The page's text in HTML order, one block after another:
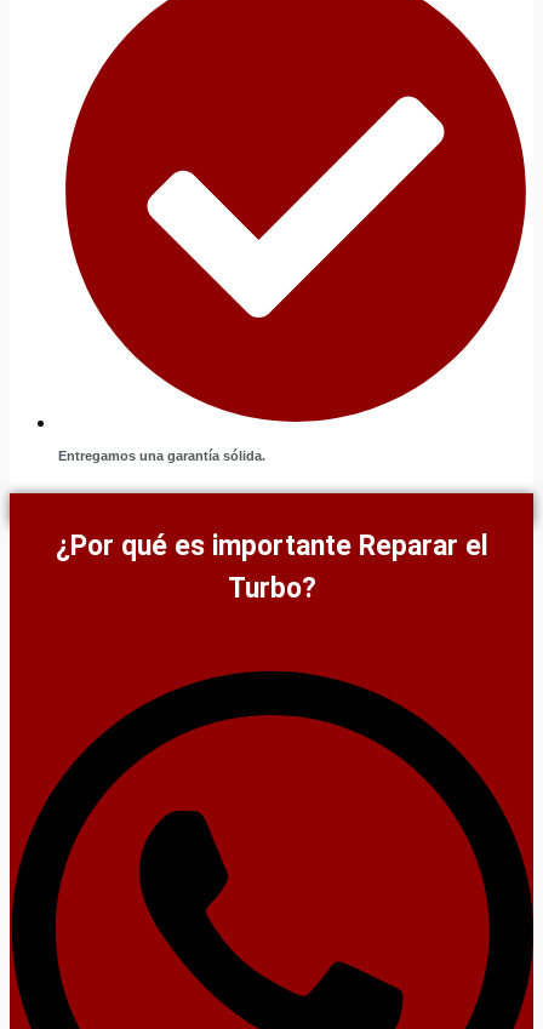
Entregamos una garantía sólida.
¿Por qué es importante Reparar el
Turbo?